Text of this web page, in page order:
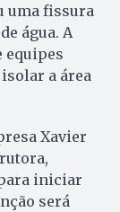
uma fissura
água. A
equipes
a área
Xavier
iniciar
será